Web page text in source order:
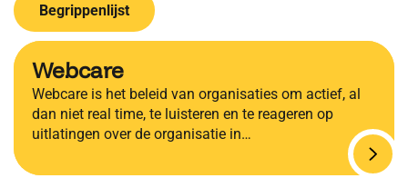
Begrippenlijst
Webcare
Webcare is het beleid van organisaties om actief, al
dan niet real time, te luisteren en te reageren op
uitlatingen over de organisatie in…